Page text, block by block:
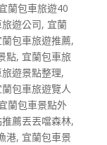
蘭包車旅遊40
遊公司, 宜蘭
蘭包車旅遊推薦,
點, 宜蘭包車旅
遊景點整理,
蘭包車旅遊覽人
蘭包車景點外
薦丟丟噹森林,
港, 宜蘭包車景